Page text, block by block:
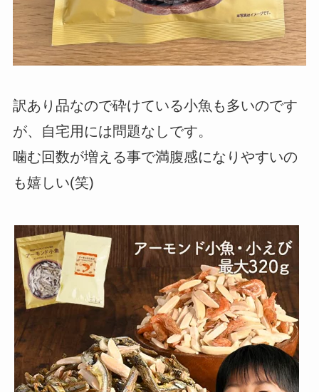
訳あり品なので砕けている小魚も多いのです
が、自宅用には問題なしです。
噛む回数が増える事で満腹感になりやすいの
も嬉しい(笑)